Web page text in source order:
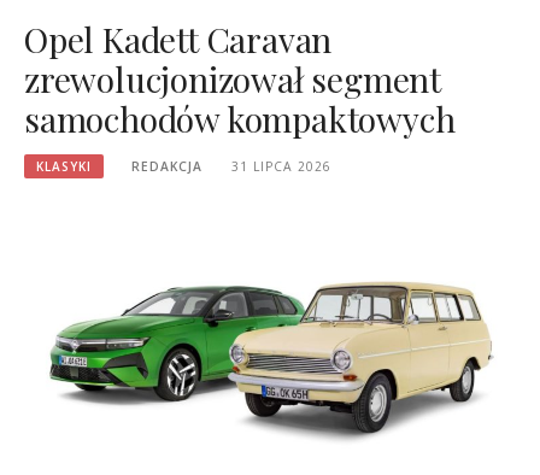
Opel Kadett Caravan
zrewolucjonizował segment
samochodów kompaktowych
KLASYKI REDAKCJA 31 LIPCA 2026